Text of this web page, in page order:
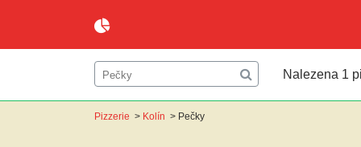
Nalezena 1
Pizzerie > Kolín > Pečky